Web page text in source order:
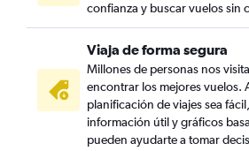
confianza y buscar vuelos sin
Viaja de forma segura
Millones de personas nos
encontrar los mejores vuelos.
planificación de viajes sea
información útil y gráficos
pueden ayudarte a tomar